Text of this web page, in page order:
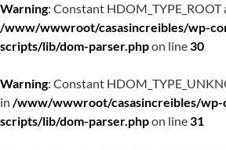
Warning: Constant HDOM_TYPE_ROOT
/www/wwwroot/casasincreibles/wp-
scripts/lib/dom-parser.phpon line30
Warning: Constant
in /www/wwwroot/casasincreibles/
scripts/lib/dom-parser.phpon line31